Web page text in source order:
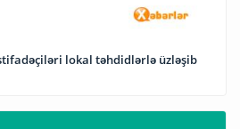
lokal təhdidlərlə üzləşib